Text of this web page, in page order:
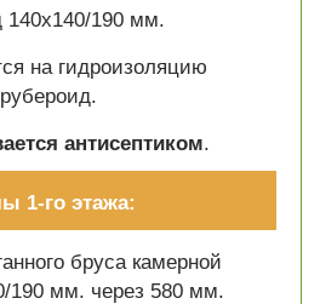
140х140/190 мм.
на гидроизоляцию
рубероид.
антисептиком.
1-го этажа:
бруса камерной
190 мм. через 580 мм.